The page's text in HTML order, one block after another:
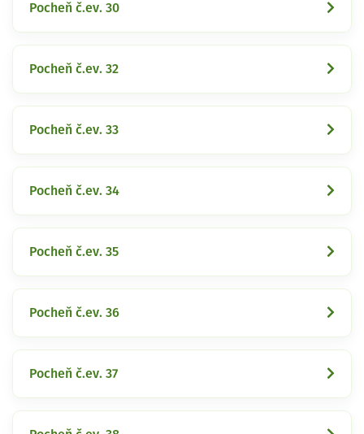
Pocheň č.ev. 30
Pocheň č.ev. 32
Pocheň č.ev. 33
Pocheň č.ev. 34
Pocheň č.ev. 35
Pocheň č.ev. 36
Pocheň č.ev. 37